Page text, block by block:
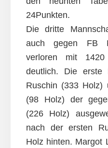
24Punkten.
Die dritte
auch gegen FB
verloren mit
deutlich. Die erste
Ruschin (333 Holz)
(98 Holz) der
(226 Holz)
nach der ersten
Holz hinten. Margot